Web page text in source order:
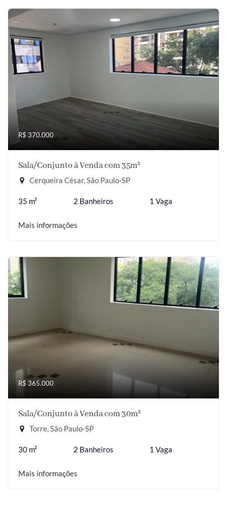
R$ 370.000
Sala/Conjunto à Venda com 35m²
Cerqueira César, São Paulo-SP
35 m² 2 Banheiros 1 Vaga
Mais informações
R$ 365.000
Sala/Conjunto à Venda com 30m²
Torre, São Paulo-SP
30 m² 2 Banheiros 1 Vaga
Mais informações